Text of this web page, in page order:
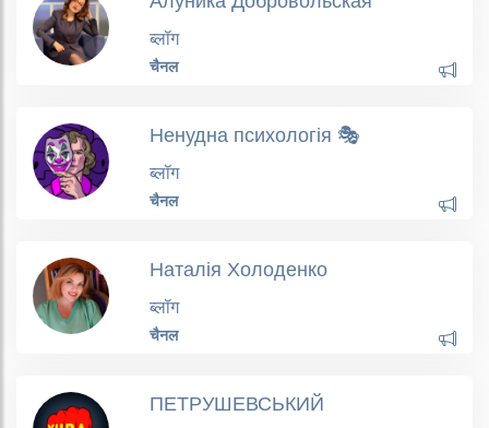
ब्लॉग
चैनल
Ненудна психологія 🎭
ब्लॉग
चैनल
Наталія Холоденко
ब्लॉग
चैनल
ПЕТРУШЕВСЬКИЙ